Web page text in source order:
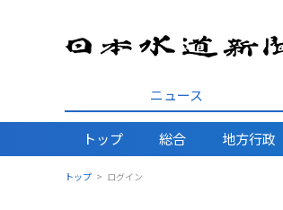
ニュース
トップ 総合 地方行政
トップ ログイン